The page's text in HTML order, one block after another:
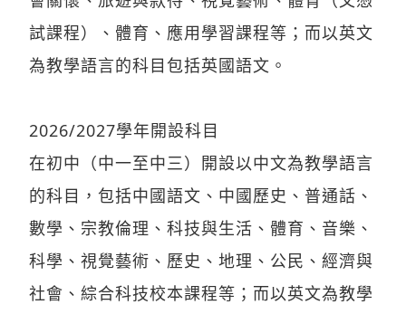
試課程）、體育、應用學習課程等；而以英文
為教學語言的科目包括英國語文。
2026/2027學年開設科目
在初中（中一至中三）開設以中文為教學語言
的科目，包括中國語文、中國歷史、普通話、
數學、宗教倫理、科技與生活、體育、音樂、
科學、視覺藝術、歷史、地理、公民、經濟與
社會、綜合科技校本課程等；而以英文為教學